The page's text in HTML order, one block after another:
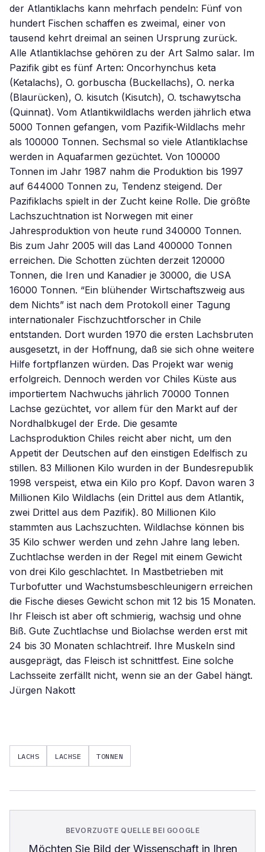
LACHS LACHSE TONNEN
BEVORZUGTE QUELLE BEI GOOGLE
Möchten Sie Bild der Wissenschaftin Ihren